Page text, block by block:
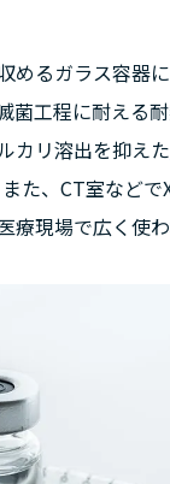
めるガラス容器
菌工程に耐える
カリ溶出を抑えた
た、CT室などで
療現場で広く使わ